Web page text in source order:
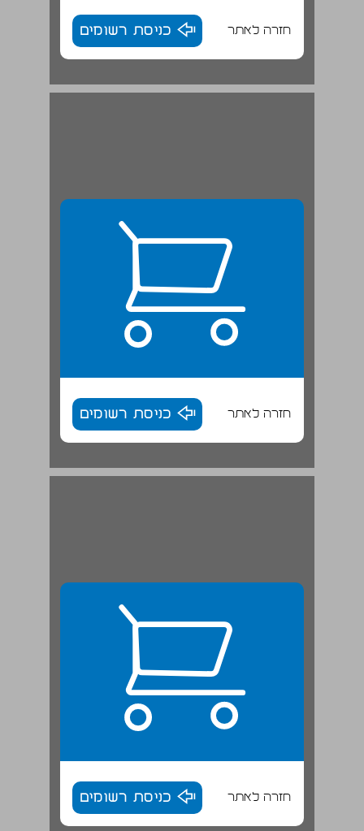
חזרה לאתר כניסת רשומים
פרק א: אסתאנבול ... 23
חזרה לאתר כניסת רשומים
חזרה לאתר כניסת רשומים